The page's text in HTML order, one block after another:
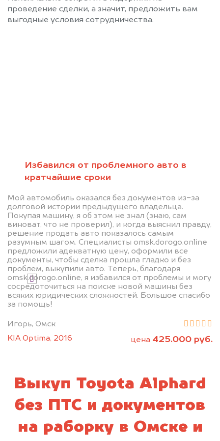
Избавился от проблемного авто в
кратчайшие сроки
Мой автомобиль оказался без документов из-за
долговой истории предыдущего владельца.
Покупая машину, я об этом не знал (знаю, сам
виноват, что не проверил), и когда выяснил правду,
решение продать авто показалось самым
разумным шагом. Специалисты omsk.dorogo.online
предложили адекватную цену, оформили все
документы, чтобы сделка прошла гладко и без
проблем, выкупили авто. Теперь, благодаря
omsk.dorogo.online, я избавился от проблемы и могу
сосредоточиться на поиске новой машины без
всяких юридических сложностей. Большое спасибо
за помощь!
Игорь, Омск
KIA Optima, 2016
цена 425.000 руб.
проведение сделки, а значит, предложить вам
выгодные условия сотрудничества.
Toyota Alphard без ПТС.
Узнать цену
Я даю согласие на обработку своих
персональных данных и соглашаюсь с
политикой конфиденциальности
Выкуп Toyota Alphard
без ПТС и документов
на раборку в Омске и